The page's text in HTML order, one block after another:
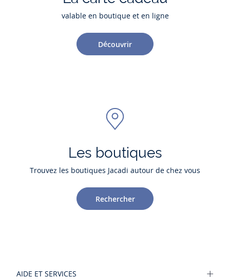
valable en boutique et en ligne
Découvrir
Les boutiques
Trouvez les boutiques Jacadi autour de chez vous
Rechercher
AIDE ET SERVICES